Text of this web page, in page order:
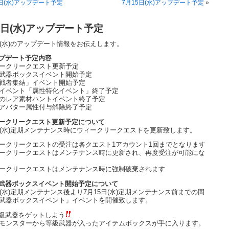
(水)アップデート予定 7月15日(水)アップデート予定 »
(水)アップデート予定
)のアップデート情報をお伝えします。
デート予定内容
クリークエスト更新予定
器ボックスイベント開始予定
者集結」イベント開始予定
ベント「属性特化イベント」終了予定
レア素材ハントイベント終了予定
バター属性付与解除終了予定
クリークエスト更新予定について
水)定期メンテナンス時にウィークリークエストを更新致します。
クリークエストの受注は各クエスト1アカウント1回までとなります
クリークエストはメンテナンス時に更新され、再度受注が可能にな
クリークエストはメンテナンス時に強制破棄されます
器ボックスイベント開始予定について
水)定期メンテナンス後より7月15日(水)定期メンテナンス前までの間
器ボックスイベント」イベントを開催致します。
武器をゲットしよう
ンスターから等級武器が入ったアイテムボックスが手に入ります。